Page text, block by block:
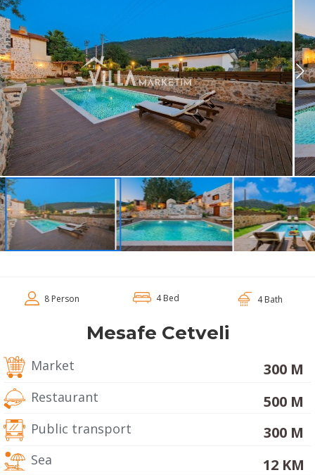
8 Person 4 Bed 4 Bath
Mesafe Cetveli
Market 300 M
Restaurant 500 M
Public transport 300 M
Sea 12 KM